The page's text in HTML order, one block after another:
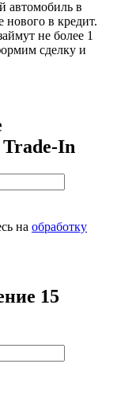
автомобиль в
нового в кредит.
не более 1
сделку и
In
на обработку
15